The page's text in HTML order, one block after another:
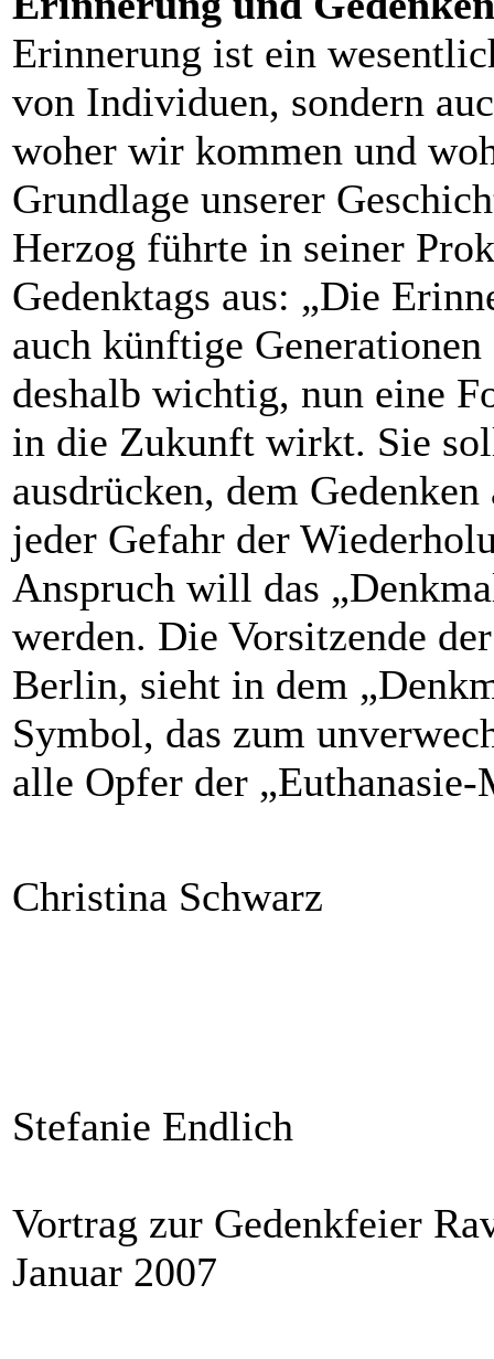
Erinnerung ist ein
von Individuen, sondern
woher wir kommen und
Grundlage unserer
Herzog führte in seiner
Gedenktags aus: „Die
auch künftige
deshalb wichtig, nun eine
in die Zukunft wirkt. Sie
ausdrücken, dem
jeder Gefahr der
Anspruch will das
werden. Die Vorsitzende
Berlin, sieht in dem
Symbol, das zum
alle Opfer der
Christina Schwarz
Stefanie Endlich
Vortrag zur Gedenkfeier
Januar 2007